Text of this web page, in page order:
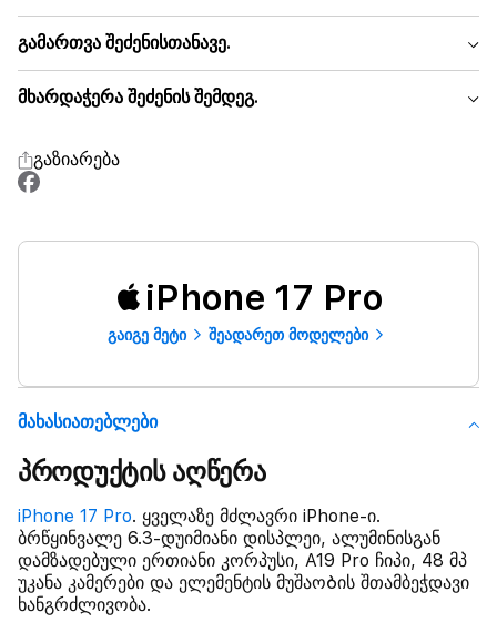
გამართვა შეძენისთანავე.
მხარდაჭერა შეძენის შემდეგ.
გაზიარება
iPhone 17 Pro
გაიგე მეტი შეადარეთ მოდელები
Მახასიათებლები
პროდუქტის აღწერა
iPhone 17 Pro. ყველაზე მძლავრი iPhone-ი.
ბრწყინვალე 6.3-დუიმიანი დისპლეი, ალუმინისგან
დამზადებული ერთიანი კორპუსი, A19 Pro ჩიპი, 48 მპ
უკანა კამერები და ელემენტის მუშაოᲑის შთამბეჭდავი
ხანგრძლივობა.